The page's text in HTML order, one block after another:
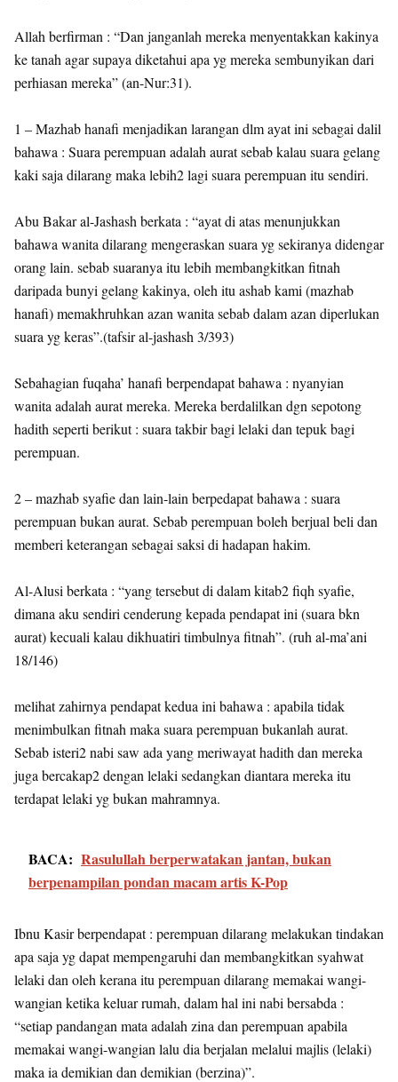
Allah berfirman : “Dan janganlah mereka menyentakkan kakinya
ke tanah agar supaya diketahui apa yg mereka sembunyikan dari
perhiasan mereka” (an-Nur:31).
1 – Mazhab hanafi menjadikan larangan dlm ayat ini sebagai dalil
bahawa : Suara perempuan adalah aurat sebab kalau suara gelang
kaki saja dilarang maka lebih2 lagi suara perempuan itu sendiri.
Abu Bakar al-Jashash berkata : “ayat di atas menunjukkan
bahawa wanita dilarang mengeraskan suara yg sekiranya didengar
orang lain. sebab suaranya itu lebih membangkitkan fitnah
daripada bunyi gelang kakinya, oleh itu ashab kami (mazhab
hanafi) memakhruhkan azan wanita sebab dalam azan diperlukan
suara yg keras”.(tafsir al-jashash 3/393)
Sebahagian fuqaha’ hanafi berpendapat bahawa : nyanyian
wanita adalah aurat mereka. Mereka berdalilkan dgn sepotong
hadith seperti berikut : suara takbir bagi lelaki dan tepuk bagi
perempuan.
2 – mazhab syafie dan lain-lain berpedapat bahawa : suara
perempuan bukan aurat. Sebab perempuan boleh berjual beli dan
memberi keterangan sebagai saksi di hadapan hakim.
Al-Alusi berkata : “yang tersebut di dalam kitab2 fiqh syafie,
dimana aku sendiri cenderung kepada pendapat ini (suara bkn
aurat) kecuali kalau dikhuatiri timbulnya fitnah”. (ruh al-ma’ani
18/146)
melihat zahirnya pendapat kedua ini bahawa : apabila tidak
menimbulkan fitnah maka suara perempuan bukanlah aurat.
Sebab isteri2 nabi saw ada yang meriwayat hadith dan mereka
juga bercakap2 dengan lelaki sedangkan diantara mereka itu
terdapat lelaki yg bukan mahramnya.
BACA: Rasulullah berperwatakan jantan, bukan
berpenampilan pondan macam artis K-Pop
Ibnu Kasir berpendapat : perempuan dilarang melakukan tindakan
apa saja yg dapat mempengaruhi dan membangkitkan syahwat
lelaki dan oleh kerana itu perempuan dilarang memakai wangi-
wangian ketika keluar rumah, dalam hal ini nabi bersabda :
“setiap pandangan mata adalah zina dan perempuan apabila
memakai wangi-wangian lalu dia berjalan melalui majlis (lelaki)
maka ia demikian dan demikian (berzina)”.